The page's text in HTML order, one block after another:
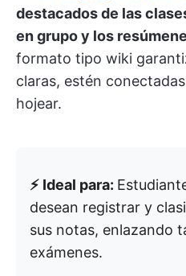
destacados de las
en grupo y los
formato tipo wiki
claras, estén
hojear.
⚡️ Ideal para:
desean registrar y
sus notas, enlazando
exámenes.